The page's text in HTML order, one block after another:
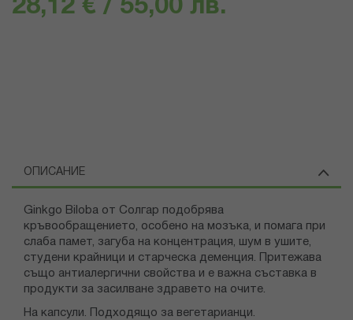
28,12 € / 55,00 лв.
ОПИСАНИЕ
Ginkgo Biloba от Солгар подобрява
кръвообращението, особено на мозъка, и помага при
слаба памет, загуба на концентрация, шум в ушите,
студени крайници и старческа деменция. Притежава
също антиалергични свойства и е важна съставка в
продукти за засилване здравето на очите.
На капсули. Подходящо за вегетарианци.